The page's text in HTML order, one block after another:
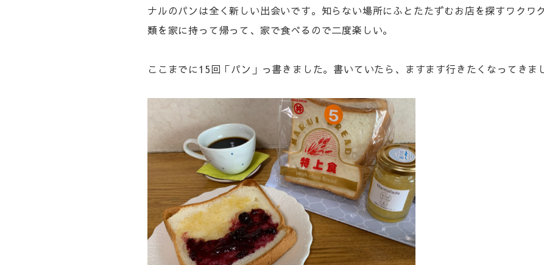
ナルのパンは全く新しい出会いです。知らない場所にふとたたずむお店を探すワクワ
類を家に持って帰って、家で食べるので二度楽しい。
ここまでに15回「パン」っ書きました。書いていたら、ますます行きたくなってきま